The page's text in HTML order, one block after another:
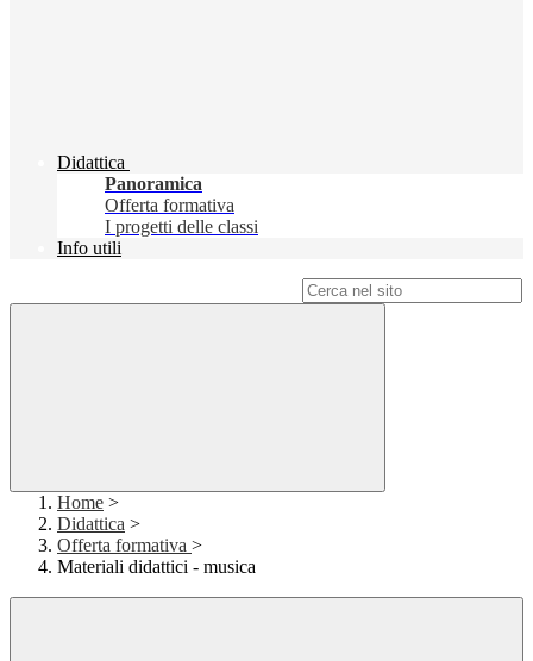
Didattica
Panoramica
Offerta formativa
I progetti delle classi
Info utili
Home >
Didattica >
Offerta formativa >
Materiali didattici - musica